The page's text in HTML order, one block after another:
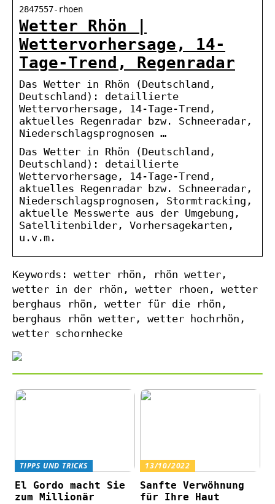
2847557-rhoen
Wetter Rhön |
Wettervorhersage, 14-
Tage-Trend, Regenradar
Das Wetter in Rhön (Deutschland,
Deutschland): detaillierte
Wettervorhersage, 14-Tage-Trend,
aktuelles Regenradar bzw. Schneeradar,
Niederschlagsprognosen …
Das Wetter in Rhön (Deutschland,
Deutschland): detaillierte
Wettervorhersage, 14-Tage-Trend,
aktuelles Regenradar bzw. Schneeradar,
Niederschlagsprognosen, Stormtracking,
aktuelle Messwerte aus der Umgebung,
Satellitenbilder, Vorhersagekarten,
u.v.m.
Keywords: wetter rhön, rhön wetter,
wetter in der rhön, wetter rhoen, wetter
berghaus rhön, wetter für die rhön,
berghaus rhön wetter, wetter hochrhön,
wetter schornhecke
TIPPS UND TRICKS
El Gordo macht Sie
zum Millionär
13/10/2022
Sanfte Verwöhnung
für Ihre Haut